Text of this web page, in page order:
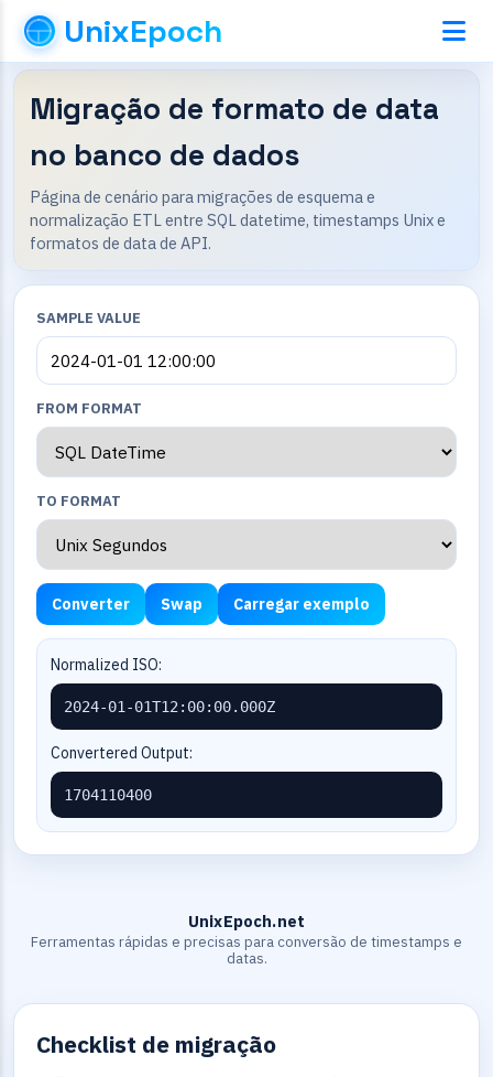
UnixEpoch
Migração de formato de data
no banco de dados
Página de cenário para migrações de esquema e
normalização ETL entre SQL datetime, timestamps Unix e
formatos de data de API.
SAMPLE VALUE
FROM FORMAT
TO FORMAT
Converter Swap Carregar exemplo
Normalized ISO:
2024-01-01T12:00:00.000Z
Convertered Output:
1704110400
UnixEpoch.net
Ferramentas rápidas e precisas para conversão de timestamps e
datas.
Checklist de migração